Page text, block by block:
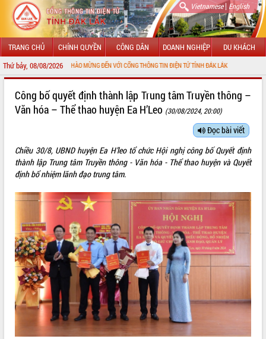
Vietnamese| English
TRANG CHỦ CHÍNH QUYỀN CÔNG DÂN DOANH NGHIỆP DU KHÁCH
Thứ bảy, 08/08/2026CHÀO MỪNG ĐẾN VỚI CỔNG THÔNG TIN ĐIỆN TỬ TỈNH ĐẮK LẮK
LÃNH ĐẠO UBND TỈNH
SỞ, BAN, NGÀNH
THÔNG TIN CHỈ ĐẠO ĐIỀU HÀNH
HỆ THỐNG VĂN BẢN
VĂN BẢN HĐND TỈNH
ĐIỂM TIN VĂN BẢN
QUY HOẠCH - KẾ HOẠCH
Công bố quyết định thành lập Trung tâm Truyền thông –
Văn hóa – Thể thao huyện Ea H’Leo (30/08/2024, 20:00)
Đọc bài viết
Chiều 30/8, UBND huyện Ea H’leo tổ chức Hội nghị công bố Quyết định
thành lập Trung tâm Truyền thông - Văn hóa - Thể thao huyện và Quyết
định bổ nhiệm lãnh đạo trung tâm.